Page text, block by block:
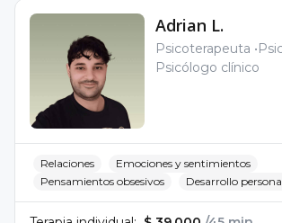
Adrian L.
Psicoterapeuta
Psicólogo clínico
Relaciones
Emociones y sentimientos
Pensamientos obsesivos
Desarrollo